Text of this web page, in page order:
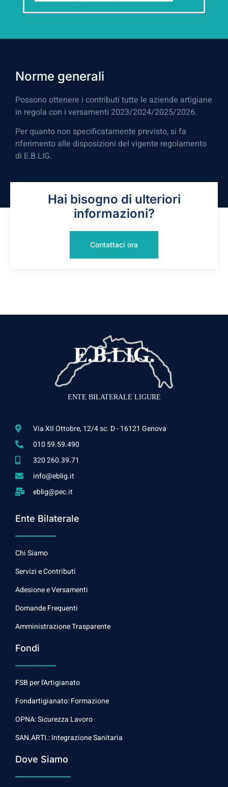
Norme generali
Possono ottenere i contributi tutte le aziende artigiane
in regola con i versamenti 2023/2024/2025/2026.
Per quanto non specificatamente previsto, si fa
riferimento alle disposizioni del vigente regolamento
di E.B.LIG.
Hai bisogno di ulteriori
informazioni?
Contattaci ora
ENTE BILATERALE LIGURE
Via XII Ottobre, 12/4 sc. D - 16121 Genova
010 59.59.490
320 260.39.71
info@eblig.it
eblig@pec.it
Ente Bilaterale
Chi Siamo
Servizi e Contributi
Adesione e Versamenti
Domande Frequenti
Amministrazione Trasparente
Fondi
FSB per l'Artigianato
Fondartigianato: Formazione
OPNA: Sicurezza Lavoro
SAN.ARTI.: Integrazione Sanitaria
Dove Siamo